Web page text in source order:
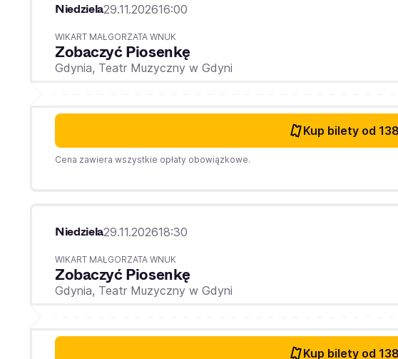
Niedziela29.11.202616:00
WIKART MAŁGORZATA WNUK
Zobaczyć Piosenkę
Gdynia, Teatr Muzyczny w Gdyni
Kup bilety od
Cena zawiera wszystkie opłaty obowiązkowe.
Niedziela29.11.202618:30
WIKART MAŁGORZATA WNUK
Zobaczyć Piosenkę
Gdynia, Teatr Muzyczny w Gdyni
Kup bilety od